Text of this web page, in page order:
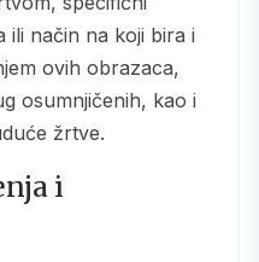
ili način na koji bira i
ovih obrazaca,
osumnjičenih, kao i
žrtve.
i